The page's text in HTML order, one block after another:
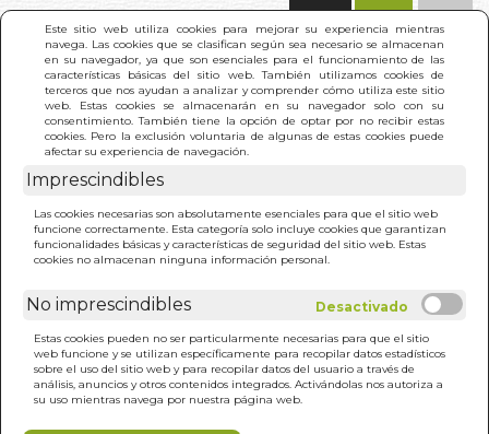
Este sitio web utiliza cookies para mejorar su experiencia mientras
navega. Las cookies que se clasifican según sea necesario se almacenan
en su navegador, ya que son esenciales para el funcionamiento de las
características básicas del sitio web. También utilizamos cookies de
terceros que nos ayudan a analizar y comprender cómo utiliza este sitio
web. Estas cookies se almacenarán en su navegador solo con su
consentimiento. También tiene la opción de optar por no recibir estas
cookies. Pero la exclusión voluntaria de algunas de estas cookies puede
afectar su experiencia de navegación.
Imprescindibles
Las cookies necesarias son absolutamente esenciales para que el sitio web
funcione correctamente. Esta categoría solo incluye cookies que garantizan
funcionalidades básicas y características de seguridad del sitio web. Estas
cookies no almacenan ninguna información personal.
No imprescindibles
Estas cookies pueden no ser particularmente necesarias para que el sitio
web funcione y se utilizan específicamente para recopilar datos estadísticos
sobre el uso del sitio web y para recopilar datos del usuario a través de
análisis, anuncios y otros contenidos integrados. Activándolas nos autoriza a
su uso mientras navega por nuestra página web.
INICIO > JUDAS A LA SOMBRA DEL OLIVO